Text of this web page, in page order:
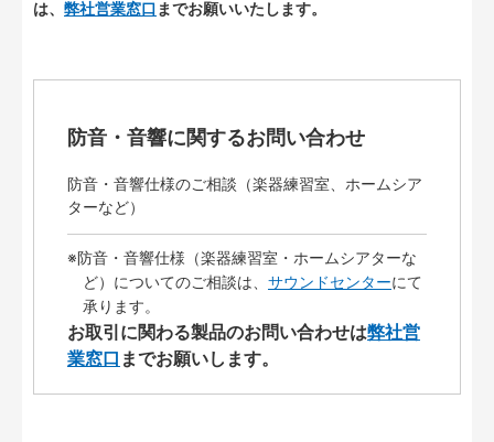
は、 弊社営業窓口 までお願いいたします。
防音・音響に関するお問い合わせ
防音・音響仕様のご相談（楽器練習室、ホームシア
ターなど）
※防音・音響仕様（楽器練習室・ホームシアターな
ど）についてのご相談は、 サウンドセンターにて
承ります。
お取引に関わる製品のお問い合わせは弊社営
業窓口 までお願いします。